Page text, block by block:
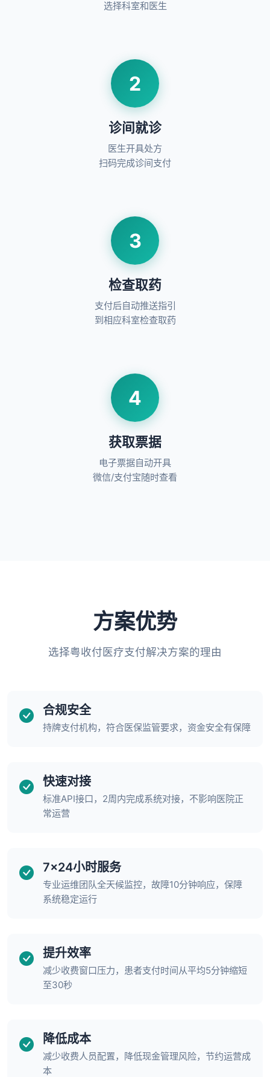
选择科室和医生
2
诊间就诊
医生开具处方
扫码完成诊间支付
3
检查取药
支付后自动推送指引
到相应科室检查取药
4
获取票据
电子票据自动开具
微信/支付宝随时查看
方案优势
选择粤收付医疗支付解决方案的理由
合规安全
持牌支付机构，符合医保监管要求，资金安全有保障
快速对接
标准API接口，2周内完成系统对接，不影响医院正
常运营
7x24小时服务
专业运维团队全天候监控，故障10分钟响应，保障
系统稳定运行
提升效率
减少收费窗口压力，患者支付时间从平均5分钟缩短
至30秒
降低成本
减少收费人员配置，降低现金管理风险，节约运营成
本